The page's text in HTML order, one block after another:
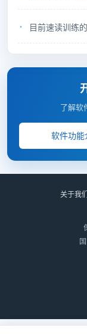
目前速读训练
了解软
软件功能
关于我们